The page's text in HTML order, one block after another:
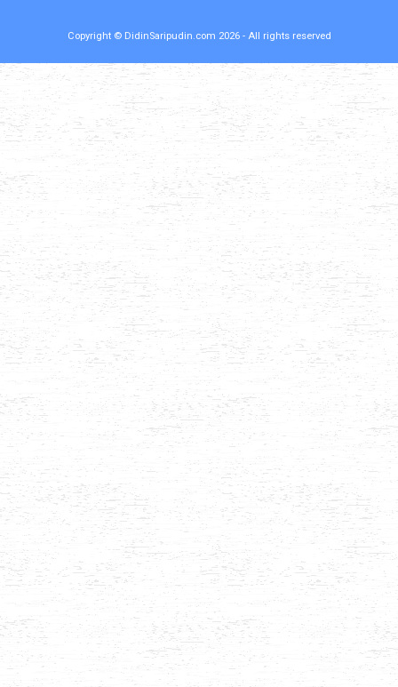
Copyright © DidinSaripudin.com 2026 - All rights reserved